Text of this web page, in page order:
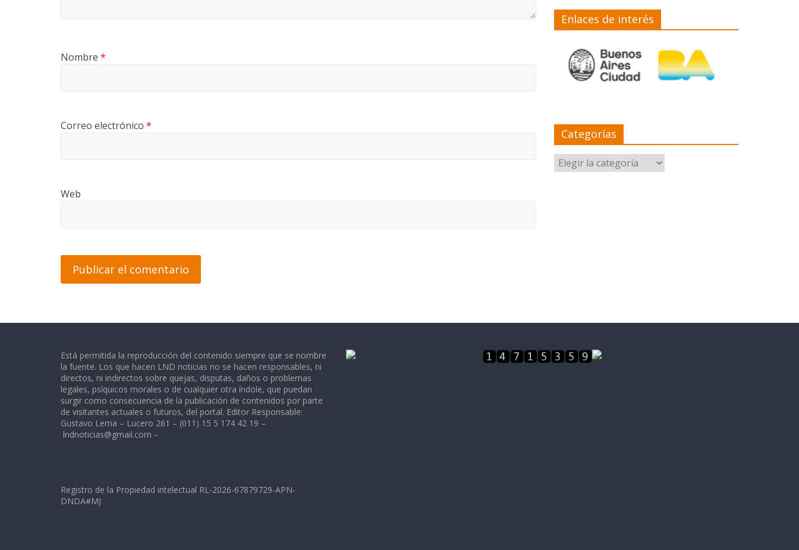
Nombre *
Correo electrónico *
Web
Enlaces de interés
Categorías
Categorías
Está permitida la reproducción del contenido siempre que se nombre
la fuente. Los que hacen LND noticias no se hacen responsables, ni
directos, ni indirectos sobre quejas, disputas, daños o problemas
legales, psíquicos morales o de cualquier otra índole, que puedan
surgir como consecuencia de la publicación de contenidos por parte
de visitantes actuales o futuros, del portal. Editor Responsable:
Gustavo Lema – Lucero 261 – (011) 15 5 174 42 19 –
lndnoticias@gmail.com –
Registro de la Propiedad intelectual RL-2026-67879729-APN-
DNDA#MJ